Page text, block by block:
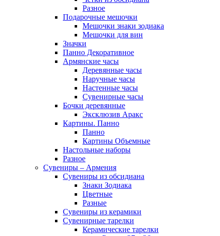
Разное
Подарочные мешочки
Мешочки знаки зодиака
Мешочки для вин
Значки
Панно Декоративное
Армянские часы
Деревянные часы
Наручные часы
Настенные часы
Сувенирные часы
Бочки деревянные
Эксклюзив Аракс
Картины. Панно
Панно
Картины Объемные
Настольные наборы
Разное
Сувениры – Армения
Сувениры из обсидиана
Знаки Зодиака
Цветные
Разные
Сувениры из керамики
Сувенирные тарелки
Керамические тарелки